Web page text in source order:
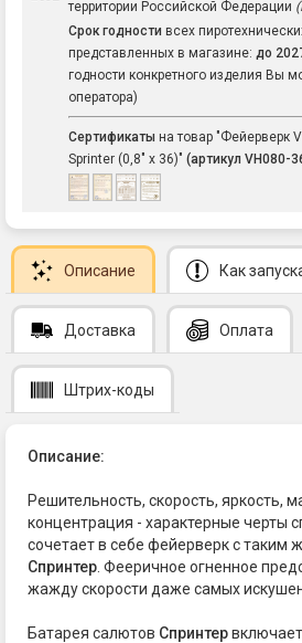
территории Российской Федерации
Срок годности всех
представленных в магазине: до
годности конкретного изделия Вы
оператора)
Сертификаты на товар "Фейерверк
Sprinter (0,8" х 36)" (артикул VH080-
Описание Как
Доставка Оплата
Штрих-коды
Описание:
Решительность, скорость, яркость,
концентрация - характерные черты
сочетает в себе фейерверк с таким
Спринтер . Фееричное огненное
жажду скорости даже самых
Батарея салютов Спринтер